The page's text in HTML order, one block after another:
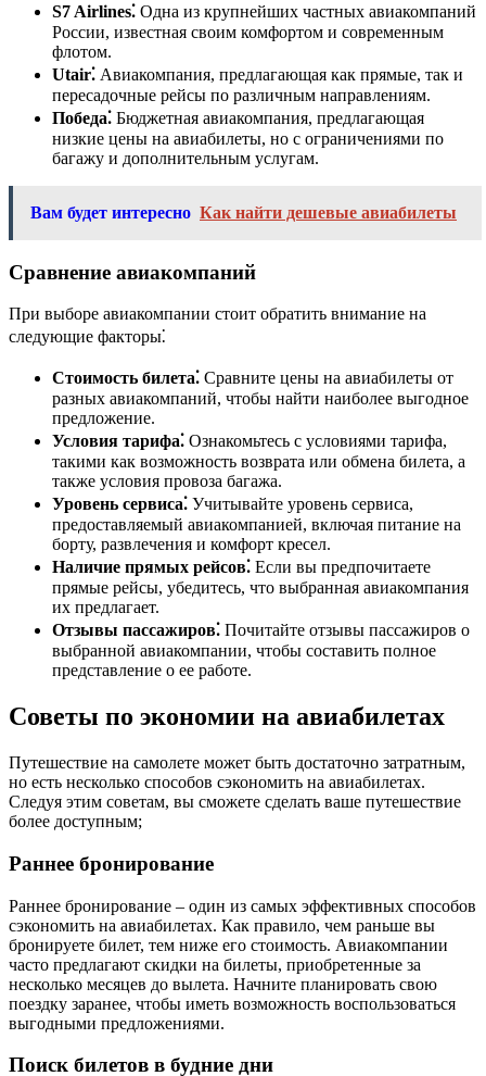
S7 Airlines⁚ Одна из крупнейших частных авиакомпаний
России, известная своим комфортом и современным
флотом.
Utair⁚ Авиакомпания, предлагающая как прямые, так и
пересадочные рейсы по различным направлениям.
Победа⁚ Бюджетная авиакомпания, предлагающая
низкие цены на авиабилеты, но с ограничениями по
багажу и дополнительным услугам.
Вам будет интересно Как найти дешевые авиабилеты
Сравнение авиакомпаний
При выборе авиакомпании стоит обратить внимание на
следующие факторы⁚
Стоимость билета⁚ Сравните цены на авиабилеты от
разных авиакомпаний, чтобы найти наиболее выгодное
предложение.
Условия тарифа⁚ Ознакомьтесь с условиями тарифа,
такими как возможность возврата или обмена билета, а
также условия провоза багажа.
Уровень сервиса⁚ Учитывайте уровень сервиса,
предоставляемый авиакомпанией, включая питание на
борту, развлечения и комфорт кресел.
Наличие прямых рейсов⁚ Если вы предпочитаете
прямые рейсы, убедитесь, что выбранная авиакомпания
их предлагает.
Отзывы пассажиров⁚ Почитайте отзывы пассажиров о
выбранной авиакомпании, чтобы составить полное
представление о ее работе.
Советы по экономии на авиабилетах
Путешествие на самолете может быть достаточно затратным,
но есть несколько способов сэкономить на авиабилетах.
Следуя этим советам, вы сможете сделать ваше путешествие
более доступным;
Раннее бронирование
Раннее бронирование – один из самых эффективных способов
сэкономить на авиабилетах. Как правило, чем раньше вы
бронируете билет, тем ниже его стоимость. Авиакомпании
часто предлагают скидки на билеты, приобретенные за
несколько месяцев до вылета. Начните планировать свою
поездку заранее, чтобы иметь возможность воспользоваться
выгодными предложениями.
Поиск билетов в будние дни